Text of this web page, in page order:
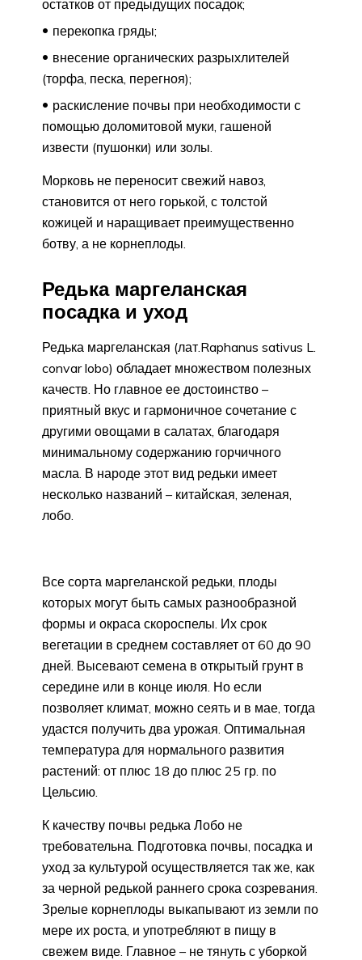
остатков от предыдущих посадок;
перекопка гряды;
внесение органических разрыхлителей
(торфа, песка, перегноя);
раскисление почвы при необходимости с
помощью доломитовой муки, гашеной
извести (пушонки) или золы.
Морковь не переносит свежий навоз,
становится от него горькой, с толстой
кожицей и наращивает преимущественно
ботву, а не корнеплоды.
Редька маргеланская
посадка и уход
Редька маргеланская (лат.Raphanus sativus L.
convar lobo) обладает множеством полезных
качеств. Но главное ее достоинство –
приятный вкус и гармоничное сочетание с
другими овощами в салатах, благодаря
минимальному содержанию горчичного
масла. В народе этот вид редьки имеет
несколько названий – китайская, зеленая,
лобо.
Все сорта маргеланской редьки, плоды
которых могут быть самых разнообразной
формы и окраса скороспелы. Их срок
вегетации в среднем составляет от 60 до 90
дней. Высевают семена в открытый грунт в
середине или в конце июля. Но если
позволяет климат, можно сеять и в мае, тогда
удастся получить два урожая. Оптимальная
температура для нормального развития
растений: от плюс 18 до плюс 25 гр. по
Цельсию.
К качеству почвы редька Лобо не
требовательна. Подготовка почвы, посадка и
уход за культурой осуществляется так же, как
за черной редькой раннего срока созревания.
Зрелые корнеплоды выкапывают из земли по
мере их роста, и употребляют в пищу в
свежем виде. Главное – не тянуть с уборкой